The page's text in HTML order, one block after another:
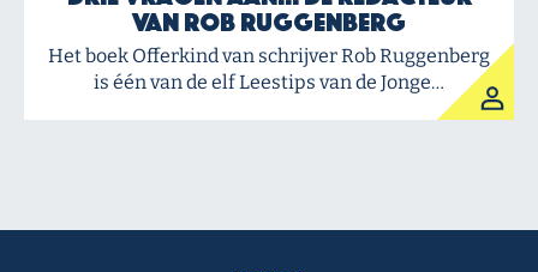
van Rob Ruggenberg
Het boek Offerkind van schrijver Rob Ruggenberg
is één van de elf Leestips van de Jonge…